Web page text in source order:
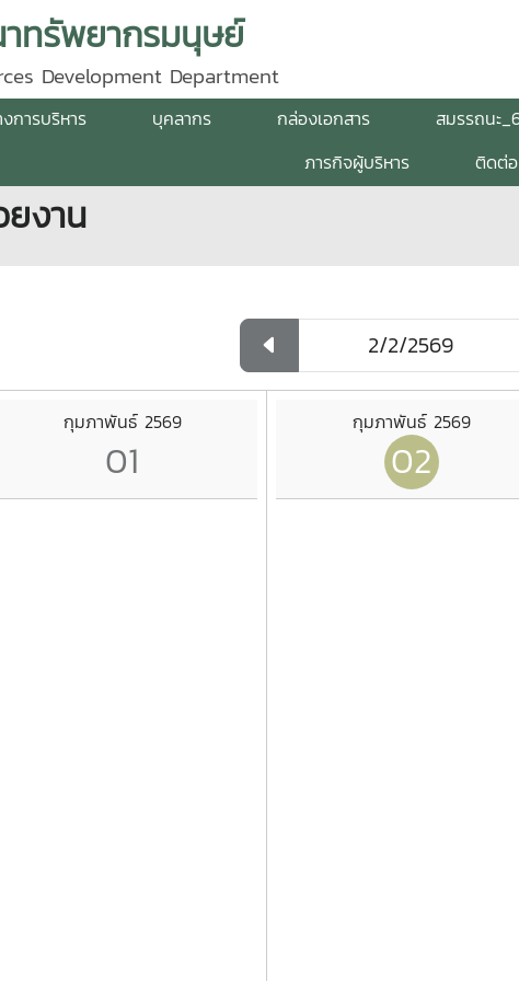
ทรัพยากรมนุษย์
Development Department
การบริหาร บุคลากร กล่องเอกสาร สมรรถนะ
ภารกิจผู้บริหาร
ติดต่อ
งาน
กุมภาพันธ์ 2569
01
กุมภาพันธ์ 2569
02